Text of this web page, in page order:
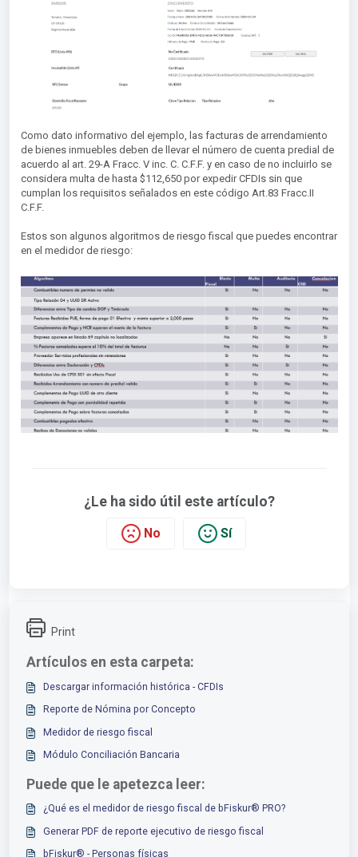
Como dato informativo del ejemplo, las facturas de arrendamiento
de bienes inmuebles deben de llevar el número de cuenta predial de
acuerdo al art. 29-A Fracc. V inc. C. C.F.F. y en caso de no incluirlo se
considera multa de hasta $112,650 por expedir CFDIs sin que
cumplan los requisitos señalados en este código Art.83 Fracc.II
C.F.F.
Estos son algunos algoritmos de riesgo fiscal que puedes encontrar
en el medidor de riesgo:
¿Le ha sido útil este artículo?
No Sí
Print
Artículos en esta carpeta:
Descargar información histórica - CFDIs
Reporte de Nómina por Concepto
Medidor de riesgo fiscal
Módulo Conciliación Bancaria
Puede que le apetezca leer:
¿Qué es el medidor de riesgo fiscal de bFiskur® PRO?
Generar PDF de reporte ejecutivo de riesgo fiscal
bFiskur®︎ - Personas físicas